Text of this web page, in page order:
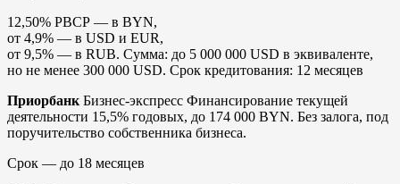
12,50% РВСР — в BYN,
от 4,9% — в USD и EUR,
от 9,5% — в RUB. Сумма: до 5 000 000 USD в эквиваленте,
но не менее 300 000 USD. Срок кредитования: 12 месяцев
Приорбанк Бизнес-экспресс Финансирование текущей
деятельности 15,5% годовых, до 174 000 BYN. Без залога, под
поручительство собственника бизнеса.
Срок — до 18 месяцев